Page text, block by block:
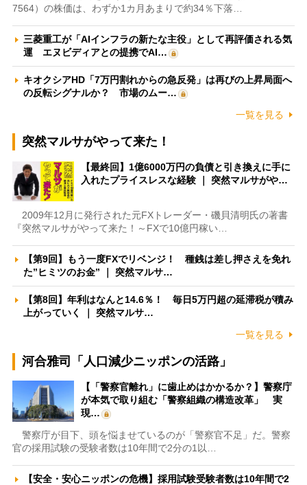
7564）の株価は、わずか1カ月あまりで約34％下落…
三菱重工が「AIインフラの新たな主役」として再評価される気
運 エヌビディアとの提携でAI…
キオクシアHD「7万円割れからの急反発」は再びの上昇局面へ
の反転シグナルか？ 市場のムー…
一覧を見る
突然マルサがやって来た！
【最終回】1億6000万円の負債と引き換えに手に
入れたプライスレスな経験 ｜ 突然マルサがや…
2009年12月に発行された元FXトレーダー・磯貝清明氏の著書
『突然マルサがやって来た！～FXで10億円稼い…
【第9回】もう一度FXでリベンジ！ 種銭は差し押さえを免れ
た”ヒミツのお金” ｜ 突然マルサ…
【第8回】年利はなんと14.6％！ 毎日5万円超の延滞税が積み
上がっていく ｜ 突然マルサ…
一覧を見る
河合雅司「人口減少ニッポンの活路」
【「警察官離れ」に歯止めはかかるか？】警察庁
が本気で取り組む「警察組織の構造改革」 実
現…
警察庁が目下、頭を悩ませているのが「警察官不足」だ。警察
官の採用試験の受験者数は10年間で2分の1以…
【安全・安心ニッポンの危機】採用試験受験者数は10年間で2